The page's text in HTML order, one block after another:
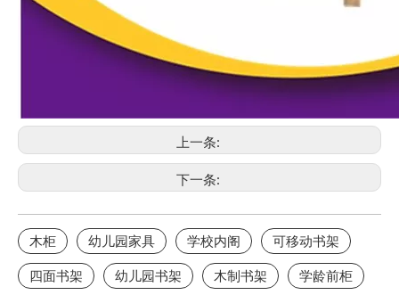
上一条:
下一条:
木柜 幼儿园家具 学校内阁 可移动书架
四面书架 幼儿园书架 木制书架 学龄前柜